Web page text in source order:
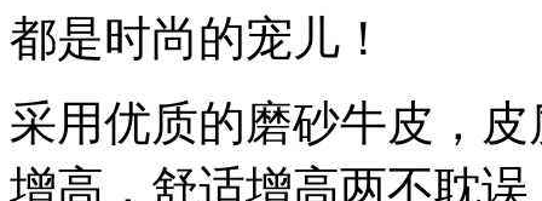
都是时尚的宠儿！
采用优质的磨砂牛皮，
增高，舒适增高两不耽